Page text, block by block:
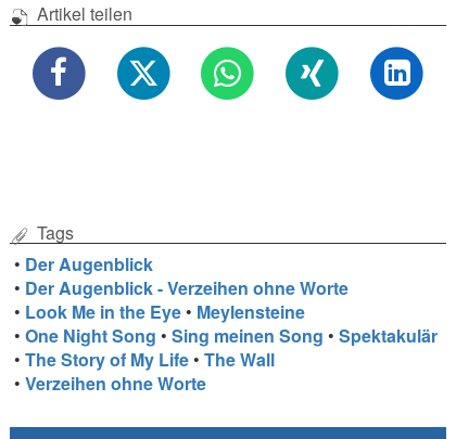
Artikel teilen
Tags
• Der Augenblick
• Der Augenblick - Verzeihen ohne Worte
• Look Me in the Eye • Meylensteine
•One Night Song •Sing meinen Song •Spektakulär
•The Story of My Life •The Wall
•Verzeihen ohne Worte